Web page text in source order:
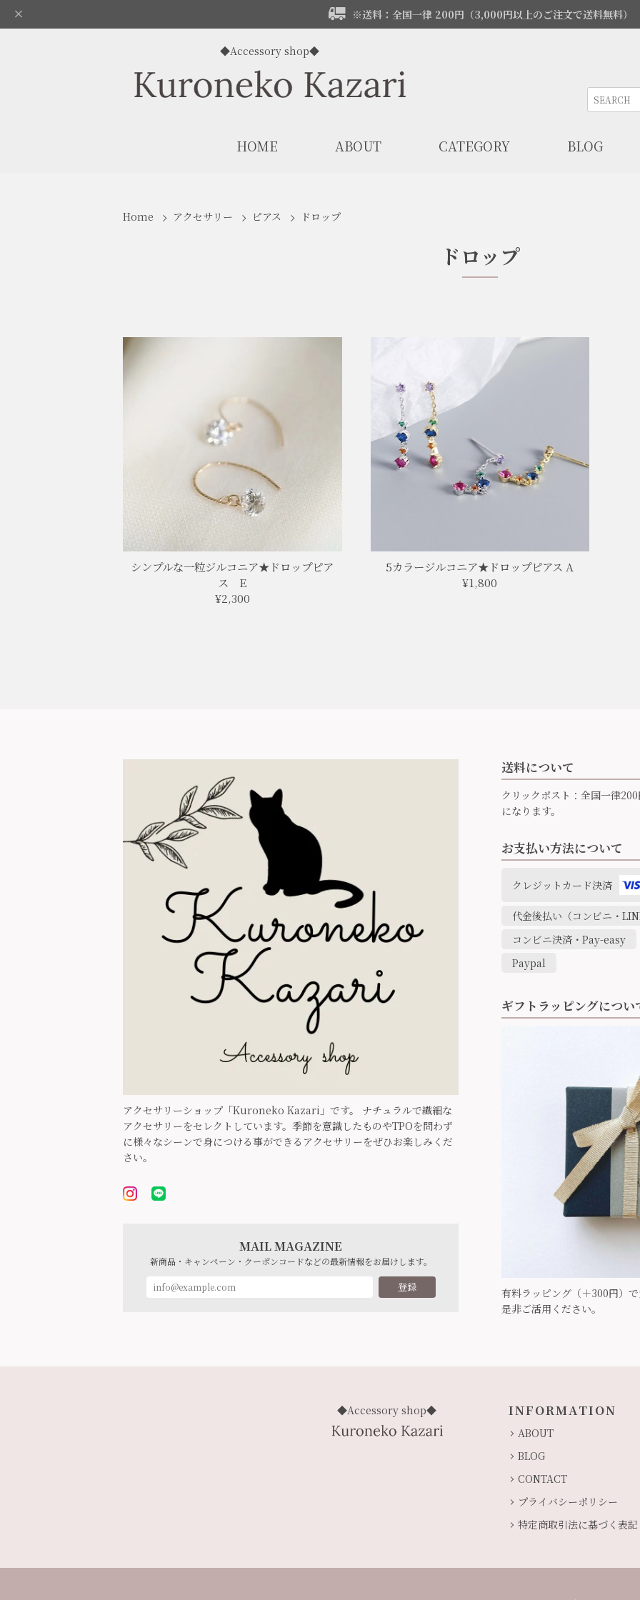
※送料：全国一律 200円（3,000円以上のご注文で送料無料）
◆Accessory shop◆
HOME ABOUT CATEGORY BLOG
Home アクセサリー ピアス ドロップ
ドロップ
シンプルな一粒ジルコニア★ドロップピア
ス E
¥2,300
5カラージルコニア★ドロップピアス A
¥1,800
アクセサリーショップ「Kuroneko Kazari」です。 ナチュラルで繊細な
アクセサリーをセレクトしています。季節を意識したものやTPOを問わず
に様々なシーンで身につける事ができるアクセサリーをぜひお楽しみくだ
さい。
MAIL MAGAZINE
新商品・キャンペーン・クーポンコードなどの最新情報をお届けします。
登録
送料について
クリックポスト：全国一律
になります。
お支払い方法について
クレジットカード決済
代金後払い（コンビニ・
コンビニ決済・Pay-easy
Paypal
ギフトラッピングについ
有料ラッピング（＋300円）
是非ご活用ください。
◆Accessory shop◆ INFORMATION
ABOUT
BLOG
CONTACT
プライバシーポリシー
特定商取引法に基づく表記